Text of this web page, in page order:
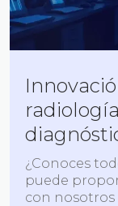
¿Conoces
puede
con nosotros